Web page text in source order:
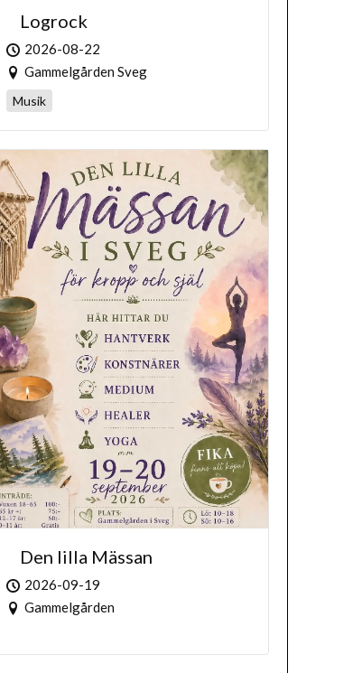
Logrock
2026-08-22
Gammelgården Sveg
Musik
Den lilla Mässan
2026-09-19
Gammelgården